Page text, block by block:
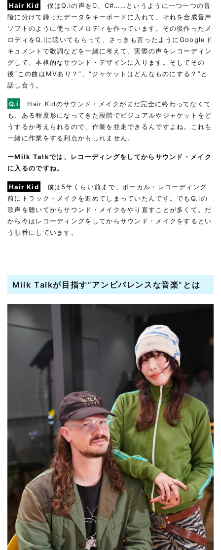
Hair Kid
僕はQ.iの声をC、C#……というように一つ一つの音
階に分けて録ったデータをキーボードに入れて、それを合成音声
ソフトのように使ってメロディを作っています。その後作ったメ
ロディをQ.iに聴いてもらって、さっきも言ったようにGoogleド
キュメントで歌詞などを一緒に考えて、実際の声をレコーディン
グして、本格的なサウンド・デザインに入ります。そしてその
後“この曲はMVあり？”、“ジャケットはどんなものにする？”と
話し合う。
Q.i
Hair Kidのサウンド・メイクがまだ完全に終わってなくて
も、ある程度形になってきた段階でビジュアルやジャケットをど
うするか考えられるので、作業を並走できるんですよね。これも
一緒に作業をする利点かもしれません。
ーMilk Talkでは、レコーディングをしてからサウンド・メイク
に入るのですね。
Hair Kid
僕は5年くらい前まで、ボーカル・レコーディング
前にトラック・メイクを進めてしまっていたんです。でもQ.iの
歌声を聴いてからサウンド・メイクをやり直すことが多くて。だ
から今はレコーディングをしてからサウンド・メイクをするとい
う順番にしています。
Milk Talkが目指す“アンビバレンスな音楽”とは